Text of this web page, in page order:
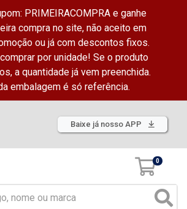
PRIMEIRACOMPRA e ganhe
compra no site, não aceito em
ou já com descontos fixos.
por unidade! Se o produto
a quantidade já vem preenchida.
embalagem é só referência.
Baixe já nosso APP
0